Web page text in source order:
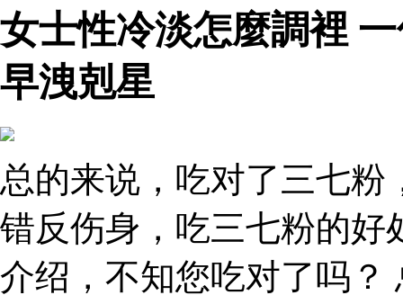
女士性冷淡怎麼調裡
早洩剋星
总的来说，吃对了三七粉
错反伤身，吃三七粉的好
介绍，不知您吃对了吗？